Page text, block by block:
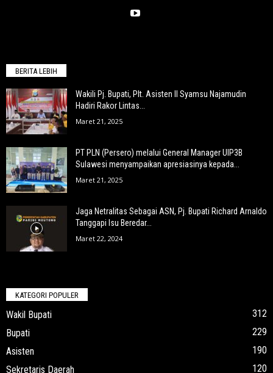
BERITA LEBIH
Wakili Pj. Bupati, Plt. Asisten II Syamsu Najamudin
Hadiri Rakor Lintas...
Maret 21, 2025
PT PLN (Persero) melalui General Manager UIP3B
Sulawesi menyampaikan apresiasinya kepada...
Maret 21, 2025
Jaga Netralitas Sebagai ASN, Pj. Bupati Richard Arnaldo
Tanggapi Isu Beredar...
Maret 22, 2024
KATEGORI POPULER
Wakil Bupati
312
Bupati
229
Asisten
190
Sekretaris Daerah
120